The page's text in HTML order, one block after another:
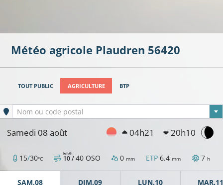
Météo agricole Plaudren 56420
TOUT PUBLIC AGRICULTURE BTP
Ville sélectionnée
Nom ou code postal
Samedi 08 août 04h21 20h10
15/30°C 10 /
km/h 40 OSO 0 mm ETP6.4 mm 7 h
SAM.08 DIM.09 LUN.10 MAR.11